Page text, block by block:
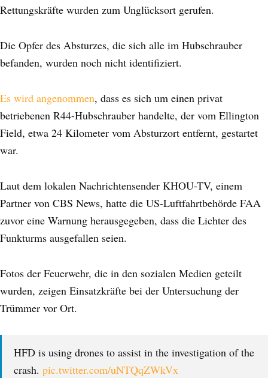
Rettungskräfte wurden zum Unglücksort gerufen.
Die Opfer des Absturzes, die sich alle im Hubschrauber
befanden, wurden noch nicht identifiziert.
Es wird angenommen, dass es sich um einen privat
betriebenen R44-Hubschrauber handelte, der vom Ellington
Field, etwa 24 Kilometer vom Absturzort entfernt, gestartet
war.
Laut dem lokalen Nachrichtensender KHOU-TV, einem
Partner von CBS News, hatte die US-Luftfahrtbehörde FAA
zuvor eine Warnung herausgegeben, dass die Lichter des
Funkturms ausgefallen seien.
Fotos der Feuerwehr, die in den sozialen Medien geteilt
wurden, zeigen Einsatzkräfte bei der Untersuchung der
Trümmer vor Ort.
HFD is using drones to assist in the investigation of the
crash. pic.twitter.com/uNTQqZWkVx